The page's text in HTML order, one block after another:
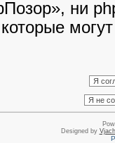
ни
Designed by